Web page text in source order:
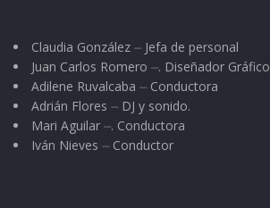
Claudia González ⏤ Jefa de personal
Juan Carlos Romero ⏤. Diseñador Gráfico
Adilene Ruvalcaba ⏤ Conductora
Adrián Flores ⏤ DJ y sonido.
Mari Aguilar ⏤. Conductora
Iván Nieves ⏤ Conductor